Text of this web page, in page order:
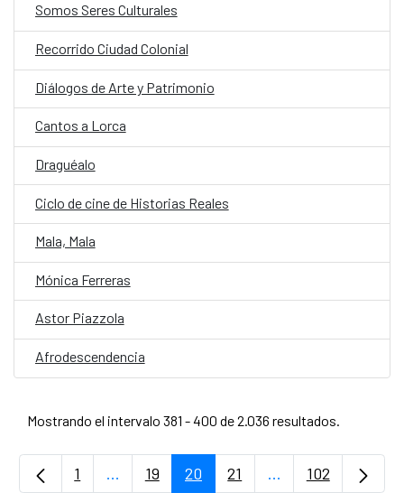
Somos Seres Culturales
Recorrido Ciudad Colonial
Diálogos de Arte y Patrimonio
Cantos a Lorca
Draguéalo
Ciclo de cine de Historias Reales
Mala, Mala
Mónica Ferreras
Astor Piazzola
Afrodescendencia
Mostrando el intervalo 381 - 400 de 2.036 resultados.
Página
1 ...Páginas intermedias Use TAB para
Página
19 Página
20 Página
21 ...PáginasPágina
102